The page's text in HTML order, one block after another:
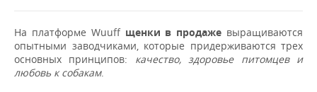
На платформе Wuuff щенки в продаже выращиваются
опытными заводчиками, которые придерживаются трех
основных принципов: качество, здоровье питомцев и
любовь к собакам.